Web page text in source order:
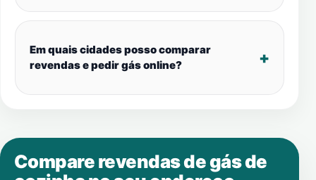
Em quais cidades posso comparar
revendas e pedir gás online?
Compare revendas de gás de